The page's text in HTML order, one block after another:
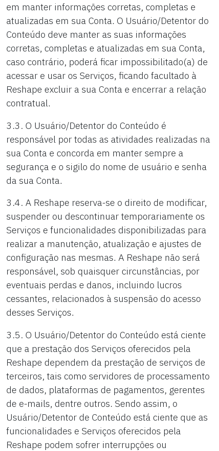
em manter informações corretas, completas e
atualizadas em sua Conta. O Usuário/Detentor do
Conteúdo deve manter as suas informações
corretas, completas e atualizadas em sua Conta,
caso contrário, poderá ficar impossibilitado(a) de
acessar e usar os Serviços, ficando facultado à
Reshape excluir a sua Conta e encerrar a relação
contratual.
3.3. O Usuário/Detentor do Conteúdo é
responsável por todas as atividades realizadas na
sua Conta e concorda em manter sempre a
segurança e o sigilo do nome de usuário e senha
da sua Conta.
3.4. A Reshape reserva-se o direito de modificar,
suspender ou descontinuar temporariamente os
Serviços e funcionalidades disponibilizadas para
realizar a manutenção, atualização e ajustes de
configuração nas mesmas. A Reshape não será
responsável, sob quaisquer circunstâncias, por
eventuais perdas e danos, incluindo lucros
cessantes, relacionados à suspensão do acesso
desses Serviços.
3.5. O Usuário/Detentor do Conteúdo está ciente
que a prestação dos Serviços oferecidos pela
Reshape dependem da prestação de serviços de
terceiros, tais como servidores de processamento
de dados, plataformas de pagamentos, gerentes
de e-mails, dentre outros. Sendo assim, o
Usuário/Detentor de Conteúdo está ciente que as
funcionalidades e Serviços oferecidos pela
Reshape podem sofrer interrupções ou